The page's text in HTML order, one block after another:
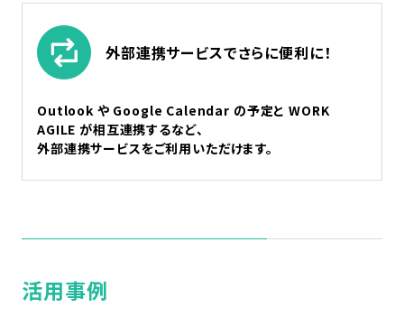
外部連携サービスでさらに便利に！
Outlook や Google Calendar の予定と WORK
AGILE が相互連携するなど、
外部連携サービスをご利用いただけます。
活用事例